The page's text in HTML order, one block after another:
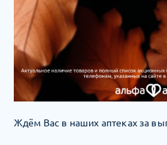
Ждём Вас в наших аптеках за